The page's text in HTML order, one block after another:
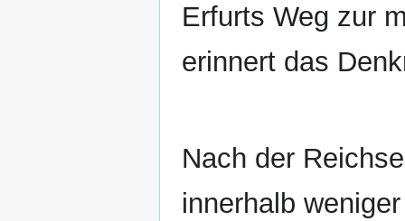
Erfurts Weg zur
erinnert das
Nach der
innerhalb